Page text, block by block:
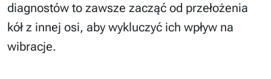
diagnostów to zawsze zacząć od przełożenia
kół z innej osi, aby wykluczyć ich wpływ na
wibracje.